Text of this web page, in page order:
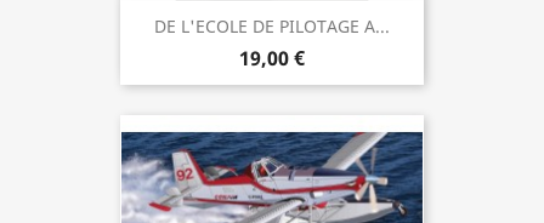
DE L'ECOLE DE PILOTAGE A...
19,00 €